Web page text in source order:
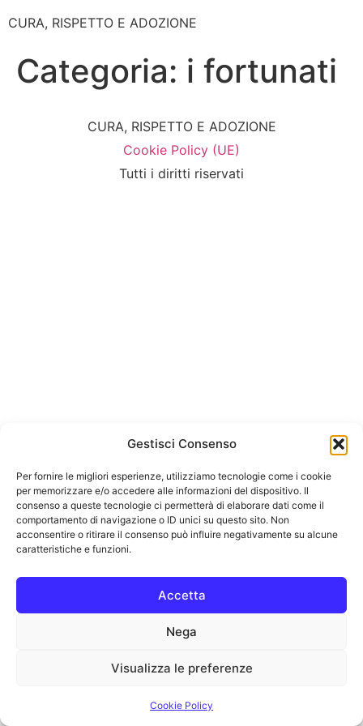
Gestisci Consenso
Per fornire le migliori esperienze, utilizziamo tecnologie come i cookie
per memorizzare e/o accedere alle informazioni del dispositivo. Il
consenso a queste tecnologie ci permetterà di elaborare dati come il
comportamento di navigazione o ID unici su questo sito. Non
acconsentire o ritirare il consenso può influire negativamente su alcune
caratteristiche e funzioni.
Accetta
Nega
Visualizza le preferenze
Cookie Policy
CURA, RISPETTO E ADOZIONE
Categoria: i fortunati
CURA, RISPETTO E ADOZIONE
Cookie Policy (UE)
Tutti i diritti riservati